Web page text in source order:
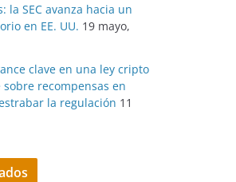
la SEC avanza hacia un
en EE. UU. 19 mayo,
clave en una ley cripto
sobre recompensas en
la regulación 11